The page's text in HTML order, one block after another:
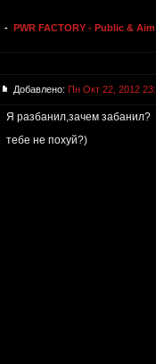
- PWR FACTORY - Public &
Добавлено: Пн Окт 22, 2012
Я разбанил,зачем забанил?
тебе не похуй?)